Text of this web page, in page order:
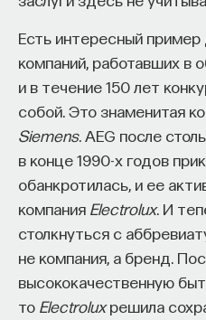
Есть интересный
компаний, работавших в
и в течение 150 лет
собой. Это знаменитая
Siemens. AEG после
в конце 1990-х годов
обанкротилась, и ее
компания Electrolux. И
столкнуться с
не компания, а бренд.
высококачественную
то Electroluxрешила
преподаватель может
изложить материал, а
его и затем
момент происходит
остается один на один
и пытается что-то с ним
что настоящее
не в аудитории, а за ее
ИИ полезен не
сложный